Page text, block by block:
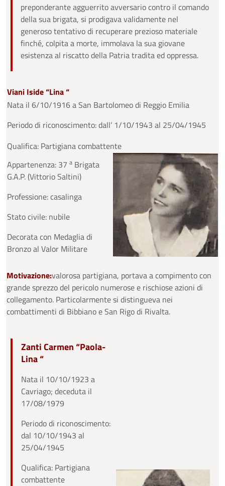
preponderante agguerrito avversario contro il comando
della sua brigata, si prodigava validamente nel
generoso tentativo di recuperare prezioso materiale
finché, colpita a morte, immolava la sua giovane
esistenza al riscatto della Patria tradita ed oppressa.
Viani Iside “Lina “
Nata il 6/10/1916 a San Bartolomeo di Reggio Emilia
Periodo di riconoscimento: dall’ 1/10/1943 al 25/04/1945
Qualifica: Partigiana combattente
Appartenenza: 37 a Brigata
G.A.P. (Vittorio Saltini)
Professione: casalinga
Stato civile: nubile
Decorata con Medaglia di
Bronzo al Valor Militare
Motivazione:valorosa partigiana, portava a compimento con
grande sprezzo del pericolo numerose e rischiose azioni di
collegamento. Particolarmente si distingueva nei
combattimenti di Bibbiano e San Rigo di Rivalta.
Zanti Carmen “Paola-
Lina “
Nata il 10/10/1923 a
Cavriago; deceduta il
17/08/1979
Periodo di riconoscimento:
dal 10/10/1943 al
25/04/1945
Qualifica: Partigiana
combattente